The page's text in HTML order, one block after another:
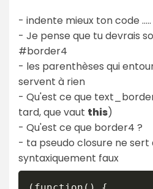
- indente mieux ton code .....
- Je pense que tu devrais
#border4
- les parenthèses qui
servent à rien
- Qu'est ce que
tard, que vaut this)
- Qu'est ce que border4 ?
- ta pseudo closure ne
syntaxiquement faux